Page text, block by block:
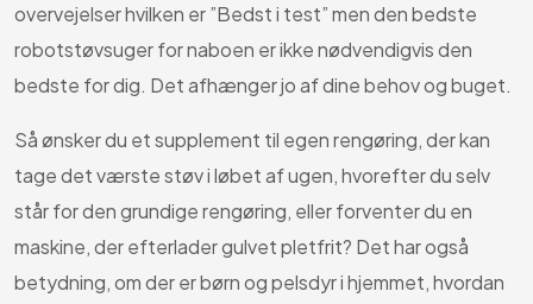
overvejelser hvilken er ”Bedst i test” men den bedste
robotstøvsuger for naboen er ikke nødvendigvis den
bedste for dig. Det afhænger jo af dine behov og buget.
Så ønsker du et supplement til egen rengøring, der kan
tage det værste støv i løbet af ugen, hvorefter du selv
står for den grundige rengøring, eller forventer du en
maskine, der efterlader gulvet pletfrit? Det har også
betydning, om der er børn og pelsdyr i hjemmet, hvordan